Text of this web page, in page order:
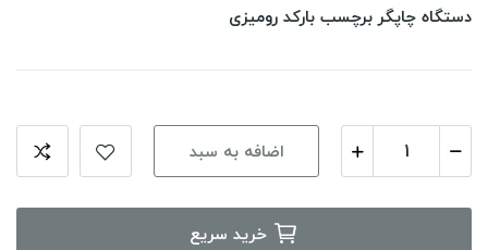
دستگاه چاپگر برچسب بارکد روميزی
اضافه به سبد
خرید سریع